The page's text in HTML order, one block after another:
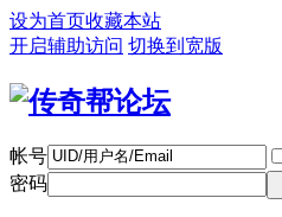
设为首页收藏本站
开启辅助访问 切换到宽版
帐号
密码